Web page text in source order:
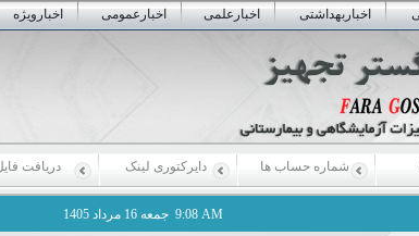
اخباربهداشتی اخبارعلمی اخبارعمومی اخبارویژه
شماره حساب ها دایرکتوری لینک دریافت
جمعه 16 مرداد 1405 9:08 AM